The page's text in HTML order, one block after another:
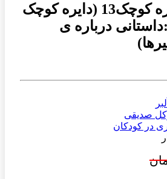
خرید کتاب دایره کوچک13 (دایره کوچک
درباره ی
صدیقی
در کودکان